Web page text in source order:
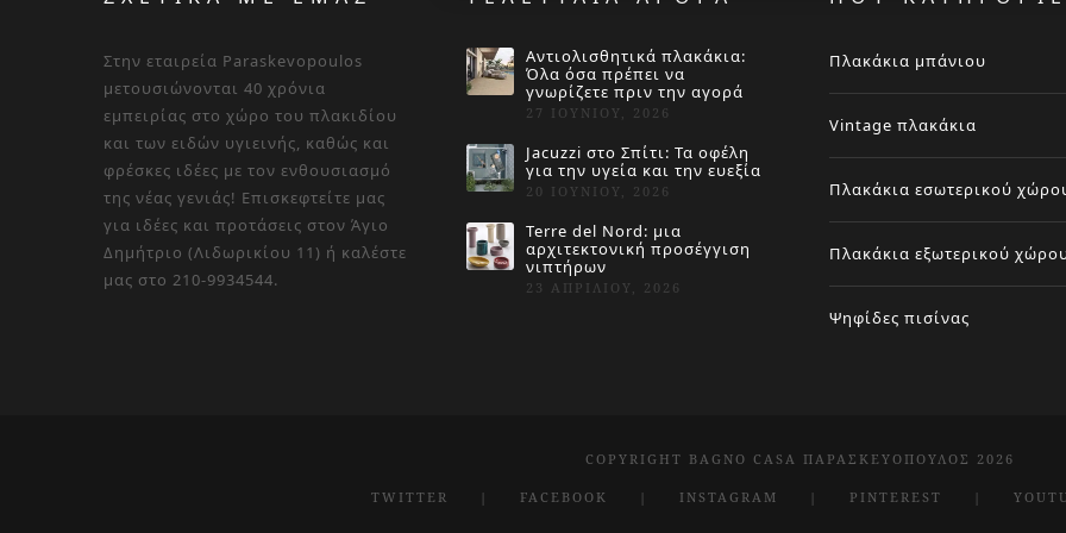
Στην εταιρεία Paraskevopoulos
μετουσιώνονται 40 χρόνια
εμπειρίας στο χώρο του πλακιδίου
και των ειδών υγιεινής, καθώς και
φρέσκες ιδέες με τον ενθουσιασμό
της νέας γενιάς! Επισκεφτείτε μας
για ιδέες και προτάσεις στον Άγιο
Δημήτριο (Λιδωρικίου 11) ή καλέστε
μας στο 210-9934544.
Αντιολισθητικά πλακάκια:
Όλα όσα πρέπει να
γνωρίζετε πριν την αγορά
27 ΙΟΥΝΊΟΥ, 2026
Jacuzzi στο Σπίτι: Τα οφέλη
για την υγεία και την ευεξία
20 ΙΟΥΝΊΟΥ, 2026
Terre del Nord: μια
αρχιτεκτονική προσέγγιση
νιπτήρων
23 ΑΠΡΙΛΊΟΥ, 2026
Πλακάκια μπάνιου
Vintage πλακάκια
Πλακάκια εσωτερικού
Πλακάκια εξωτερικού
Ψηφίδες πισίνας
COPYRIGHT BAGNO CASA ΠΑΡΑΣΚΕΥΌΠΟΥΛΟΣ 2026
TWITTER FACEBOOK INSTAGRAM PINTEREST